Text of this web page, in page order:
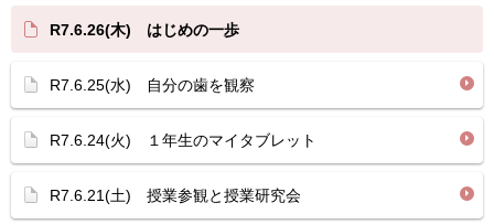
R7.6.26(木) はじめの一歩
R7.6.25(水) 自分の歯を観察
R7.6.24(火) １年生のマイタブレット
R7.6.21(土) 授業参観と授業研究会